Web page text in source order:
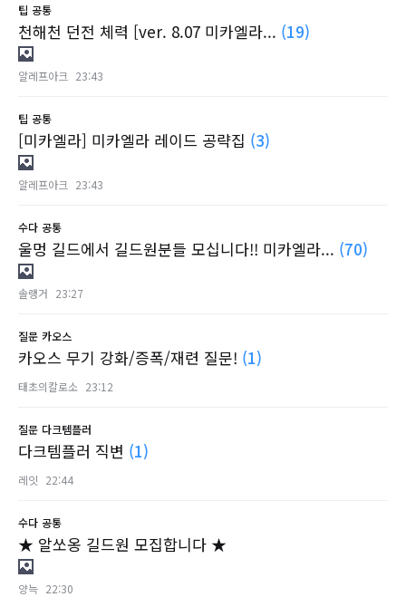
팁 공통
천해천 던전 체력 [ver. 8.07 미카엘라... (19)
알레프아크 23:43
팁 공통
[미카엘라] 미카엘라 레이드 공략집 (3)
알레프아크 23:43
수다 공통
울멍 길드에서 길드원분들 모십니다!! 미카엘라... (70)
솔랭거 23:27
질문 카오스
카오스 무기 강화/증폭/재련 질문! (1)
태초의칼로소 23:12
질문 다크템플러
다크템플러 직변 (1)
레잇 22:44
수다 공통
★ 알쏘옹 길드원 모집합니다 ★
양늑 22:30